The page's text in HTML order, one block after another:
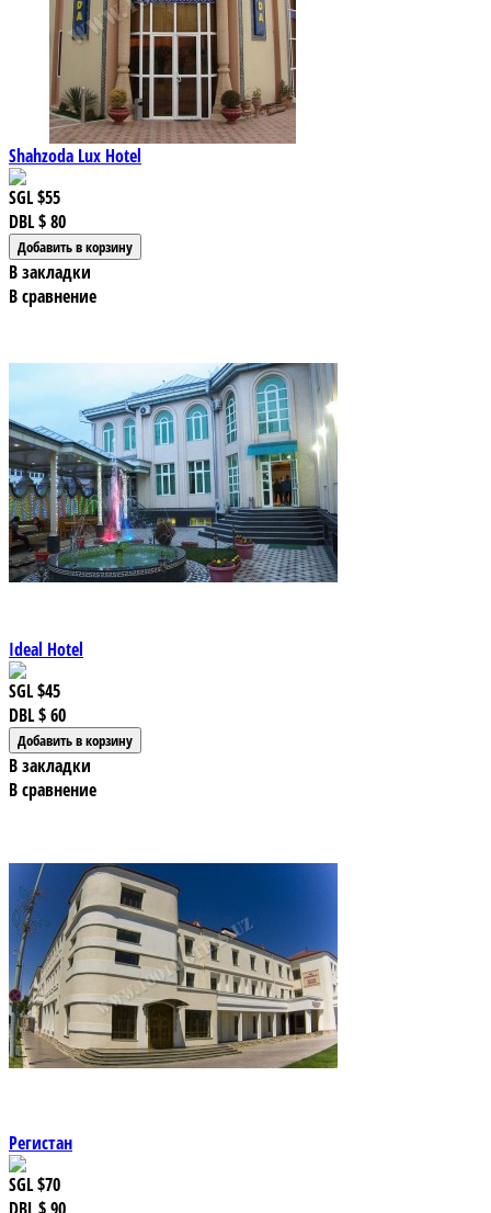
Shahzoda Lux Hotel
SGL$55
DBL$ 80
В закладки
В сравнение
Ideal Hotel
SGL$45
DBL$ 60
В закладки
В сравнение
Регистан
SGL$70